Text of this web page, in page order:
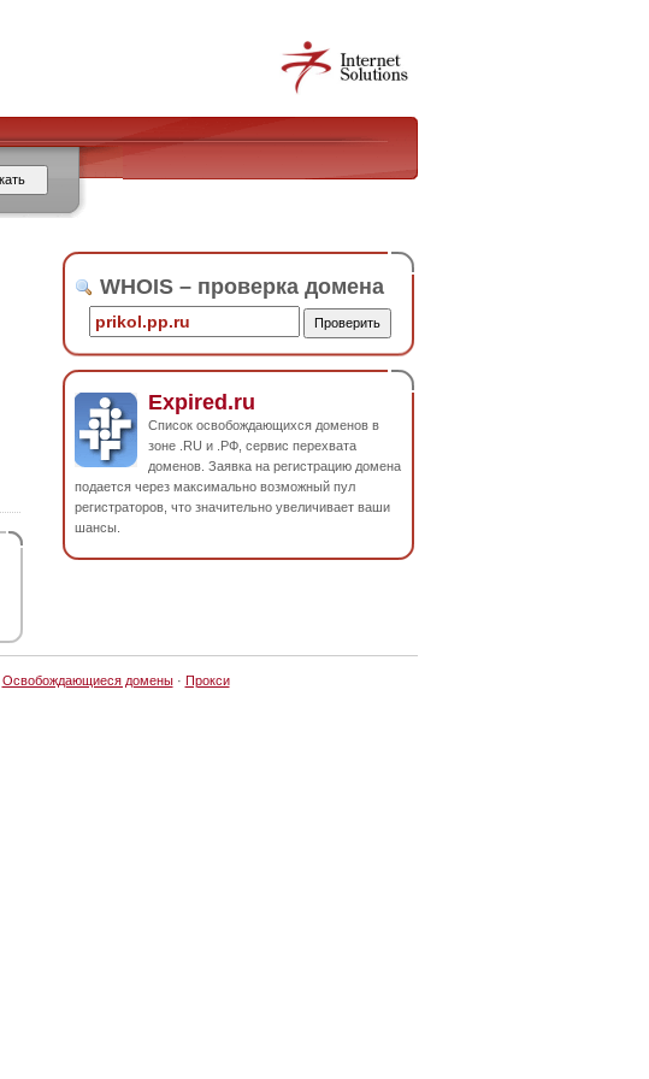
WHOIS – проверка домена
Expired.ru
Список освобождающихся доменов в
зоне .RU и .РФ, сервис перехвата
доменов. Заявка на регистрацию домена
подается через максимально возможный пул
регистраторов, что значительно увеличивает ваши
шансы.
Освобождающиеся домены· Прокси